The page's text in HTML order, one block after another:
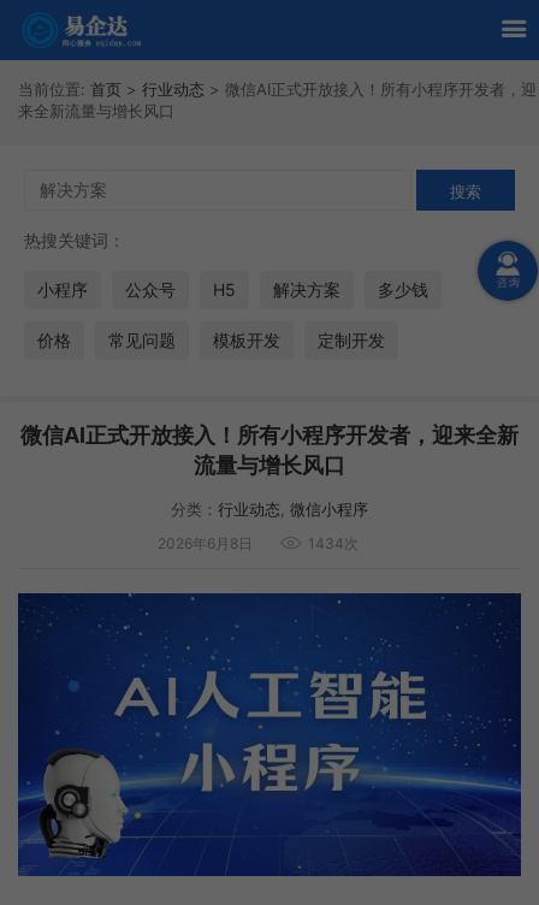
当前位置: 首页 > 行业动态 > 微信AI正式开放接入！所有小程序开发者，迎
来全新流量与增长风口
热搜关键词：
小程序 公众号 H5 解决方案 多少钱
价格 常见问题 模板开发 定制开发
微信AI正式开放接入！所有小程序开发者，迎来全新
流量与增长风口
分类： 行业动态 微信小程序
2026年6月8日 1434次